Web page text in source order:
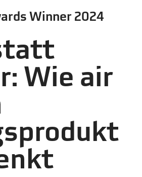
Winner 2024
Wie air